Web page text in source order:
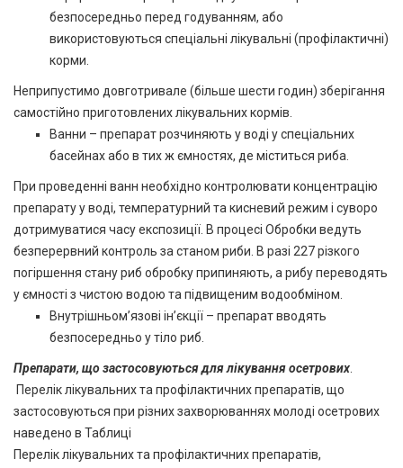
безпосередньо перед годуванням, або
використовуються спеціальні лікувальні (профілактичні)
корми.
Неприпустимо довготривале (більше шести годин) зберігання
самостійно приготовлених лікувальних кормів.
Ванни – препарат розчиняють у воді у спеціальних
басейнах або в тих ж ємностях, де міститься риба.
При проведенні ванн необхідно контролювати концентрацію
препарату у воді, температурний та кисневий режим і суворо
дотримуватися часу експозиції. В процесі Обробки ведуть
безперервний контроль за станом риби. В разі 227 різкого
погіршення стану риб обробку припиняють, а рибу переводять
у ємності з чистою водою та підвищеним водообміном.
Внутрішньом’язові ін’єкції – препарат вводять
безпосередньо у тіло риб.
Препарати, що застосовуються для лікування осетрових.
Перелік лікувальних та профілактичних препаратів, що
застосовуються при різних захворюваннях молоді осетрових
наведено в Таблиці
Перелік лікувальних та профілактичних препаратів,